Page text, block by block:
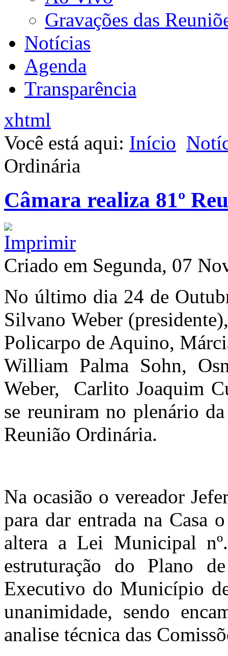
Gravações das
Notícias
Agenda
Transparência
xhtml
Você está aqui: Início
Ordinária
Câmara realiza 81º
Criado em Segunda, 07
No último dia 24 de
Silvano Weber
Policarpo de Aquino,
William Palma Sohn,
Weber, Carlito Joaquim
se reuniram no plenário
Reunião Ordinária.
Na ocasião o vereador
para dar entrada na Casa
altera a Lei Municipal
estruturação do Plano
Executivo do Município
unanimidade, sendo
analise técnica das